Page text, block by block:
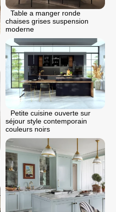
Table a manger ronde
chaises grises suspension
moderne
Petite cuisine ouverte sur
séjour style contemporain
couleurs noirs